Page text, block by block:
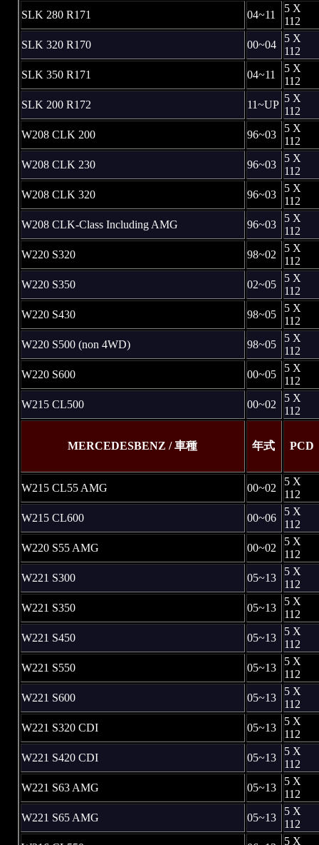
SLK 280 R171
04~11
5 X
112
SLK 320 R170
00~04
5 X
112
SLK 350 R171
04~11
5 X
112
SLK 200 R172
11~UP
5 X
112
W208 CLK 200
96~03
5 X
112
W208 CLK 230
96~03
5 X
112
W208 CLK 320
96~03
5 X
112
W208 CLK-Class Including AMG
96~03
5 X
112
W220 S320
98~02
5 X
112
W220 S350
02~05
5 X
112
W220 S430
98~05
5 X
112
W220 S500 (non 4WD)
98~05
5 X
112
W220 S600
00~05
5 X
112
W215 CL500
00~02
5 X
112
MERCEDESBENZ / 車種 年式 PCD
W215 CL55 AMG 00~02
5 X
112
W215 CL600
00~06
5 X
112
W220 S55 AMG
00~02
5 X
112
W221 S300
05~13
5 X
112
W221 S350
05~13
5 X
112
W221 S450
05~13
5 X
112
W221 S550
05~13
5 X
112
W221 S600
05~13
5 X
112
W221 S320 CDI
05~13
5 X
112
W221 S420 CDI
05~13
5 X
112
W221 S63 AMG
05~13
5 X
112
W221 S65 AMG
05~13
5 X
112
5 X